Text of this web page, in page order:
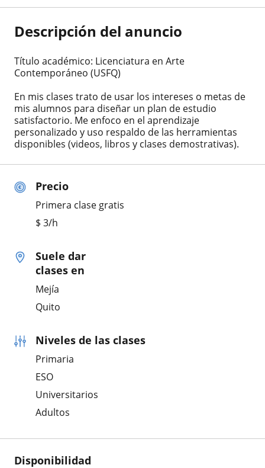
Precio
Primera clase gratis
$ 3/h
Suele dar
clases en
Mejía
Quito
Niveles de las clases
Primaria
ESO
Universitarios
Adultos
Disponibilidad
Descripción del anuncio
Título académico: Licenciatura en Arte
Contemporáneo (USFQ)
En mis clases trato de usar los intereses o metas de
mis alumnos para diseñar un plan de estudio
satisfactorio. Me enfoco en el aprendizaje
personalizado y uso respaldo de las herramientas
disponibles (videos, libros y clases demostrativas).